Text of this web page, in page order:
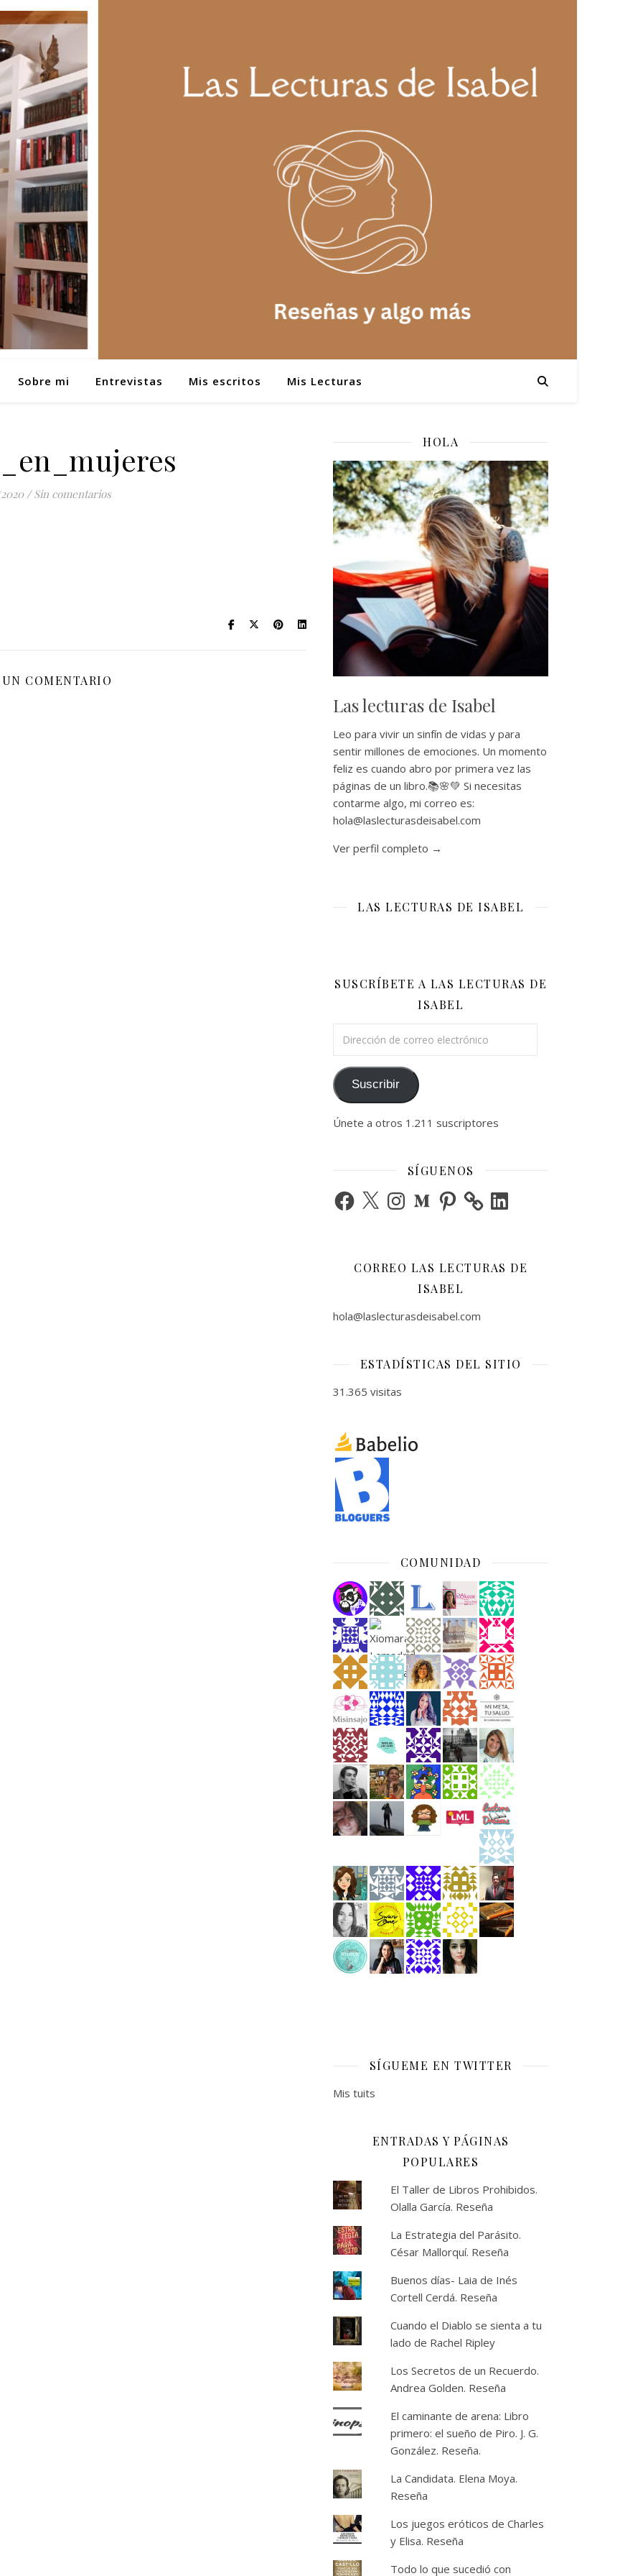
Sobre mi Entrevistas Mis escritos Mis Lecturas
/ Sin comentarios
UN COMENTARIO
HOLA
Las lecturas de Isabel
Leo para vivir un sinfín de vidas y para
sentir millones de emociones. Un momento
feliz es cuando abro por primera vez las
páginas de un libro.📚🌸💚 Si necesitas
contarme algo, mi correo es:
hola@laslecturasdeisabel.com
Ver perfil completo →
LAS LECTURAS DE ISABEL
SUSCRÍBETE A LAS LECTURAS DE
ISABEL
Suscribir
Únete a otros 1.211 suscriptores
SÍGUENOS
Facebook
X InstagramMediumPinterest LinkedIn
CORREO LAS LECTURAS DE
ISABEL
hola@laslecturasdeisabel.com
ESTADÍSTICAS DEL SITIO
31.365 visitas
COMUNIDAD
SÍGUEME EN TWITTER
Mis tuits
ENTRADAS Y PÁGINAS
POPULARES
El Taller de Libros Prohibidos.
Olalla García. Reseña
La Estrategia del Parásito.
César Mallorquí. Reseña
Buenos días- Laia de Inés
Cortell Cerdá. Reseña
Cuando el Diablo se sienta a tu
lado de Rachel Ripley
Los Secretos de un Recuerdo.
Andrea Golden. Reseña
El caminante de arena: Libro
primero: el sueño de Piro. J. G.
González. Reseña.
La Candidata. Elena Moya.
Reseña
Los juegos eróticos de Charles
y Elisa. Reseña
Todo lo que sucedió con